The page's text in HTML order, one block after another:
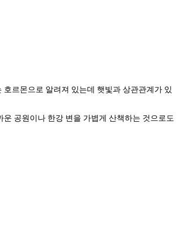
르몬으로 알려져 있는데 햇빛과 상관관계가 있
공원이나 한강 변을 가볍게 산책하는 것으로도